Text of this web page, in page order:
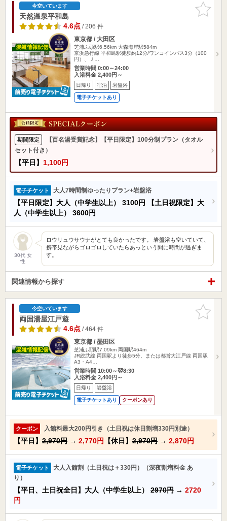
お気に入
りに追加
今空いています
天然温泉平和島
4.6点/ 206 件
東京都 / 大田区
芝浦ふ頭駅6.56km 大森海岸駅584m
京浜急行線 平和島駅徒歩約12分/ワンコインバス3分（100
円）、Ｊ…
営業時間 0:00～24:00
入浴料金 2,400円～
日帰り 宿泊 岩盤浴
電子チケットあり
期間限定
【百名湯受賞記念】【平日限定】100分制プラン（タオル
セット付き）
【平日】 1,100円
電子チケット 大人7時間制ゆったりプラン+岩盤浴
【平日限定】大人（中学生以上） 3100円
【土日祝限定】大
人（中学生以上） 3600円
30代 女
性
ロウリュウサウナがとても良かったです。 岩盤浴も空いていて、
携帯見ながらゴロゴロしていたらあっという間に時間が過ぎま
す。
関連情報から探す
お気に入
りに追加
今空いています
両国湯屋江戸遊
4.6点/ 464 件
東京都 / 墨田区
芝浦ふ頭駅7.09km 両国駅464m
JR総武線 両国駅より徒歩5分、または都営大江戸線 両国駅
A3・A4…
営業時間 10:00～翌8:30
入浴料金 2,400円～
日帰り 岩盤浴
電子チケットあり クーポンあり
クーポン 入館料最大200円引き（土日祝は休日割増330円別途）
【平日】 2,970円 → 2,770円 【休日】 2,970円 → 2,870円
電子チケット
大人入館割（土日祝は＋330円）（深夜割増料金 あ
り）
【平日、土日祝全日】大人（中学生以上） 2970円 → 2720
円